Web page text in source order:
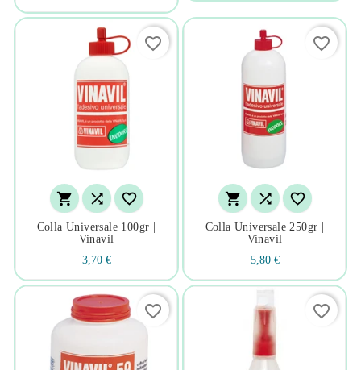
  
Colla Universale 100gr |
Vinavil
3,70 €
favorite_border
  
Colla Universale 250gr |
Vinavil
5,80 €
favorite_border
favorite_border favorite_border